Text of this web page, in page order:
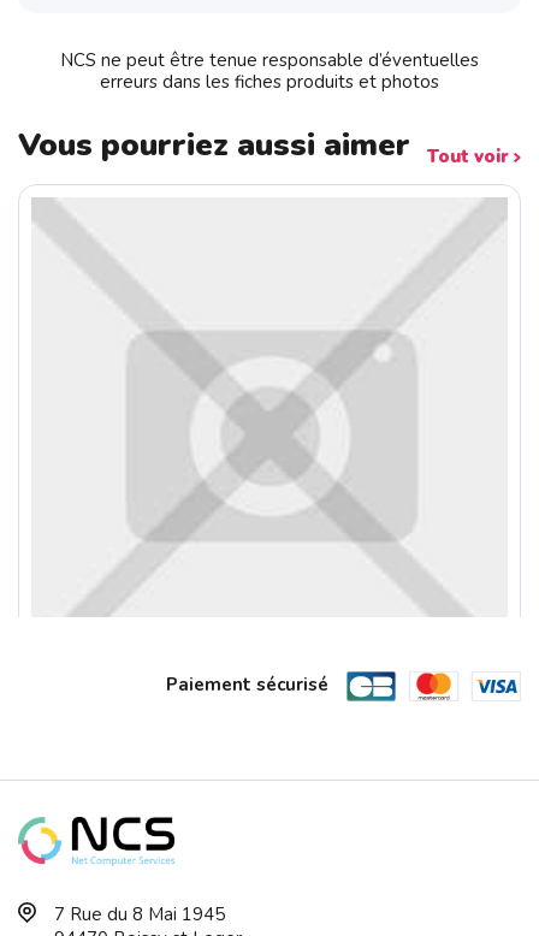
NCS ne peut être tenue responsable d’éventuelles
erreurs dans les fiches produits et photos
Vous pourriez aussi aimer Tout voir
Paiement sécurisé
7 Rue du 8 Mai 1945